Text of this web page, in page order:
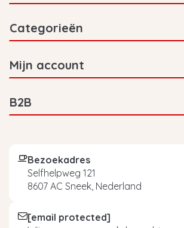
Categorieën
Mijn account
B2B
Bezoekadres
Selfhelpweg 121
8607 AC Sneek, Nederland
[email protected]